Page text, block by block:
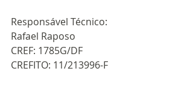
Responsável Técnico:
Rafael Raposo
CREF: 1785G/DF
CREFITO: 11/213996-F